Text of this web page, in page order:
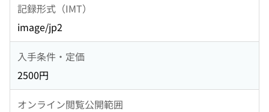
記録形式（IMT）
image/jp2
入手条件・定価
2500円
オンライン閲覧公開範囲